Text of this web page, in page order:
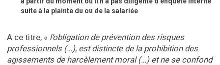
suite à la plainte du ou de la salariée
A ce titre, « l’obligation de prévention des risques
professionnels (…), est distincte de la prohibition des
agissements de harcèlement moral (…) et ne se confond